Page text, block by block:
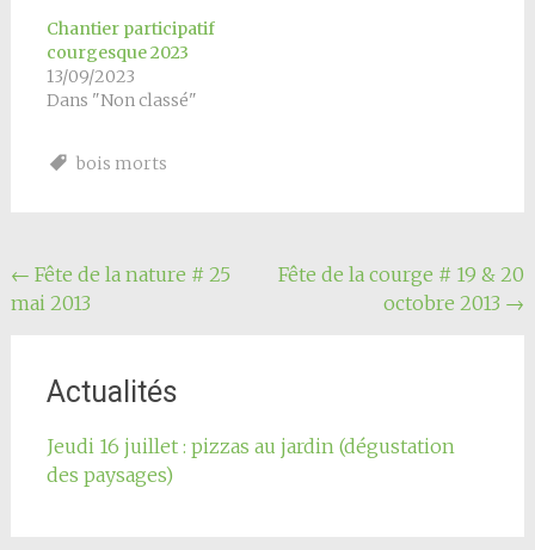
Chantier participatif
courgesque 2023
13/09/2023
Dans "Non classé"
bois morts
Navigation
de
← Fête de la nature # 25
mai 2013
Fête de la courge # 19 & 20
octobre 2013 →
Actualités
Jeudi 16 juillet : pizzas au jardin (dégustation
des paysages)